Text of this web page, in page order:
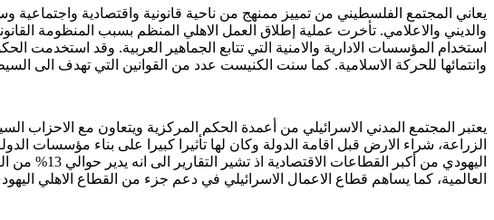
يعاني المجتمع الفلسطيني من تمييز ممنهج من ناحية قانونية واقتصادية
والديني والاعلامي. تأخرت عملية إطلاق العمل الاهلي المنظم بسبب المنظومة
وانتمائها للحركة الاسلامية. كما سنت الكنيست عدد من القوانين التي تهدف الى السيطرة
يعتبر المجتمع المدني الاسرائيلي من أعمدة الحكم المركزية ويتعاون مع
الزراعة، شراء الارض قبل اقامة الدولة وكان لها تأثيرا كبيرا على بناء مؤسسات
اليهودي من
العالمية، كما يساهم قطاع الاعمال الاسرائيلي في دعم جزء من القطاع الاهلي